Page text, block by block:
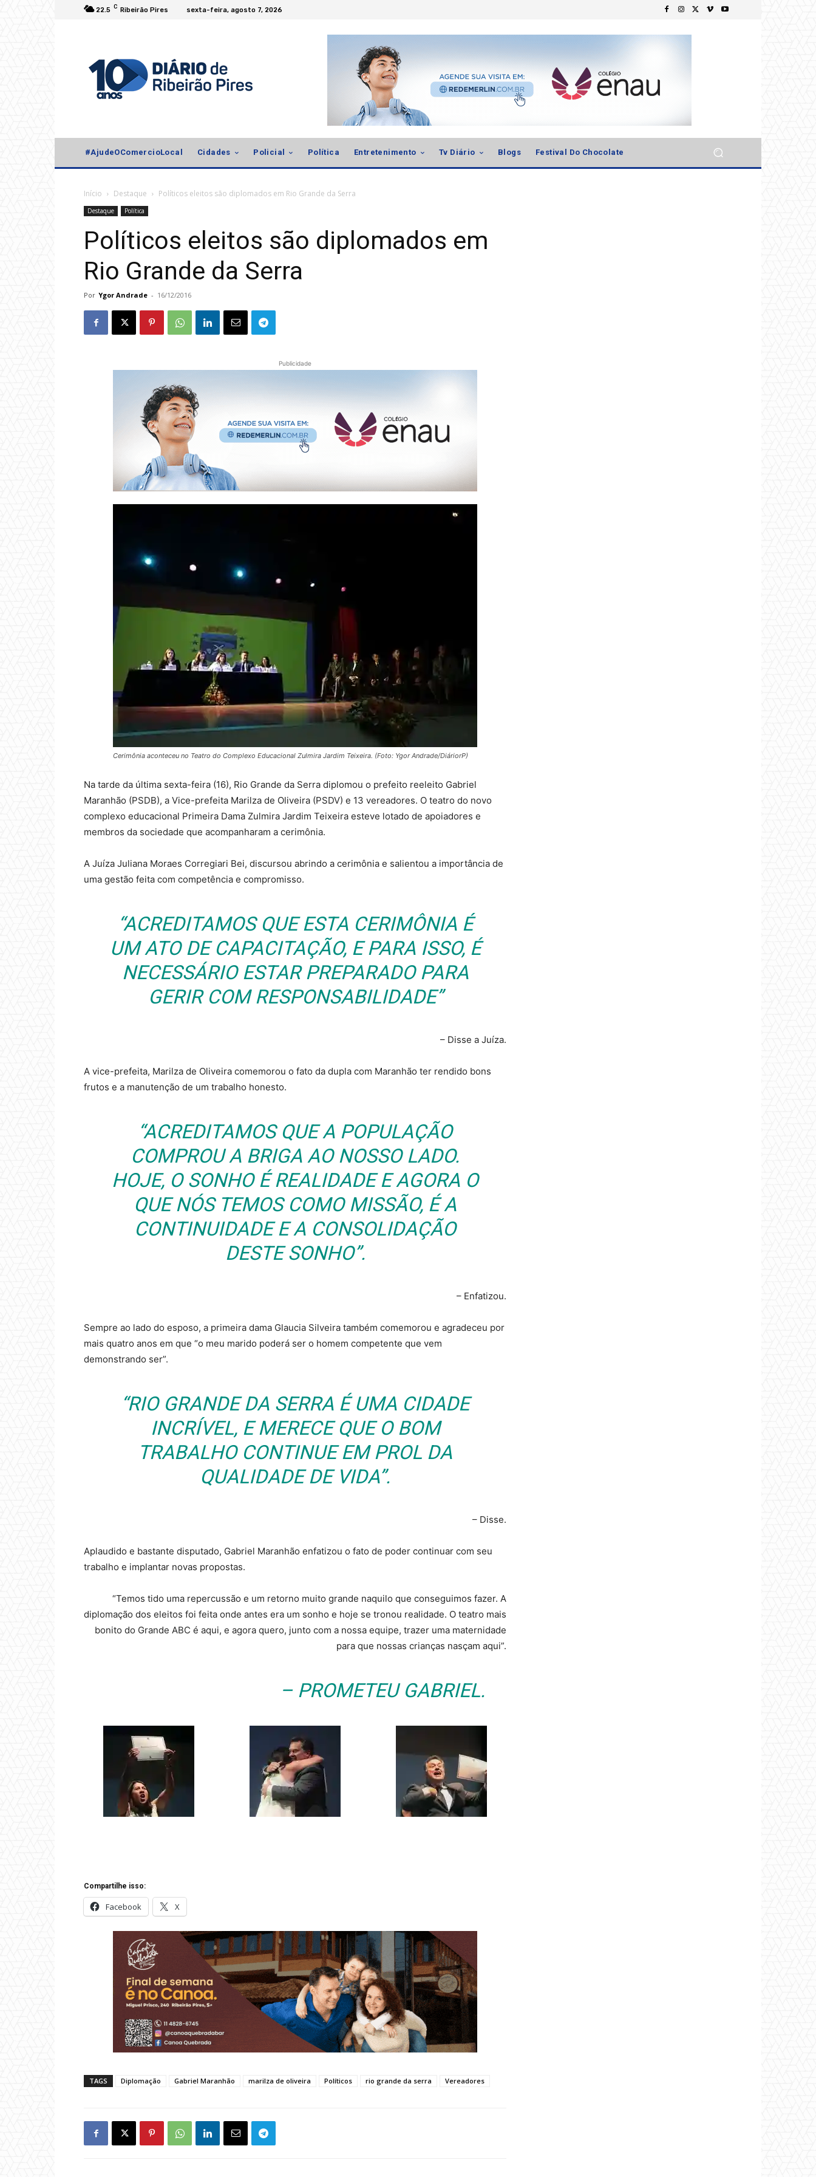
22.5 C Ribeirão Pires sexta-feira, agosto 7, 2026
#AjudeOComercioLocal Cidades Policial Política Entretenimento Tv Diário Blogs Festival Do Chocolate
Início Destaque Políticos eleitos são diplomados em Rio Grande da Serra
Destaque Política
Políticos eleitos são diplomados em
Rio Grande da Serra
Por Ygor Andrade - 16/12/2016
Publicidade
Cerimônia aconteceu no Teatro do Complexo Educacional Zulmira Jardim Teixeira. (Foto: Ygor Andrade/DiáriorP)
Na tarde da última sexta-feira (16), Rio Grande da Serra diplomou o prefeito reeleito Gabriel
Maranhão (PSDB), a Vice-prefeita Marilza de Oliveira (PSDV) e 13 vereadores. O teatro do novo
complexo educacional Primeira Dama Zulmira Jardim Teixeira esteve lotado de apoiadores e
membros da sociedade que acompanharam a cerimônia.
A Juíza Juliana Moraes Corregiari Bei, discursou abrindo a cerimônia e salientou a importância de
uma gestão feita com competência e compromisso.
“ACREDITAMOS QUE ESTA CERIMÔNIA É
UM ATO DE CAPACITAÇÃO, E PARA ISSO, É
NECESSÁRIO ESTAR PREPARADO PARA
GERIR COM RESPONSABILIDADE”
– Disse a Juíza.
A vice-prefeita, Marilza de Oliveira comemorou o fato da dupla com Maranhão ter rendido bons
frutos e a manutenção de um trabalho honesto.
“ACREDITAMOS QUE A POPULAÇÃO
COMPROU A BRIGA AO NOSSO LADO.
HOJE, O SONHO É REALIDADE E AGORA O
QUE NÓS TEMOS COMO MISSÃO, É A
CONTINUIDADE E A CONSOLIDAÇÃO
DESTE SONHO”.
– Enfatizou.
Sempre ao lado do esposo, a primeira dama Glaucia Silveira também comemorou e agradeceu por
mais quatro anos em que “o meu marido poderá ser o homem competente que vem
demonstrando ser”.
“RIO GRANDE DA SERRA É UMA CIDADE
INCRÍVEL, E MERECE QUE O BOM
TRABALHO CONTINUE EM PROL DA
QUALIDADE DE VIDA”.
– Disse.
Aplaudido e bastante disputado, Gabriel Maranhão enfatizou o fato de poder continuar com seu
trabalho e implantar novas propostas.
“Temos tido uma repercussão e um retorno muito grande naquilo que conseguimos fazer. A
diplomação dos eleitos foi feita onde antes era um sonho e hoje se tronou realidade. O teatro mais
bonito do Grande ABC é aqui, e agora quero, junto com a nossa equipe, trazer uma maternidade
para que nossas crianças nasçam aqui”.
– PROMETEU GABRIEL.
Compartilhe isso:
Facebook X
TAGS Diplomação Gabriel Maranhão marilza de oliveira Políticos rio grande da serra Vereadores